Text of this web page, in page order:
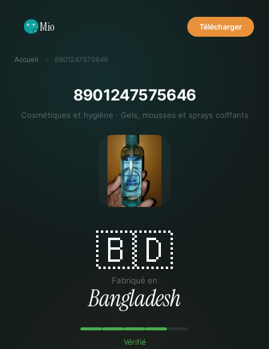
Mio Télécharger
Accueil → 8901247575646
8901247575646
Cosmétiques et hygiène · Gels, mousses et sprays coiffants
🇧🇩
Fabriqué en
Bangladesh
Vérifié